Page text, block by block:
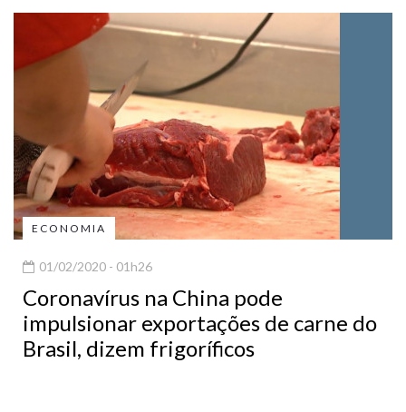
ECONOMIA
01/02/2020 - 01h26
Coronavírus na China pode
impulsionar exportações de carne do
Brasil, dizem frigoríficos